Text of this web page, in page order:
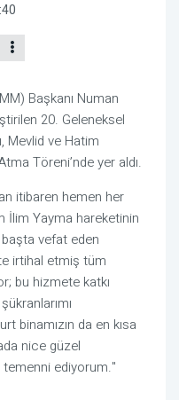
Başkanı Numan
20. Geleneksel
Mevlid ve Hatim
Töreni’nde yer aldı.
itibaren hemen her
İlim Yayma hareketinin
başta vefat eden
irtihal etmiş tüm
bu hizmete katkı
binamızın da en kısa
nice güzel
ediyorum."